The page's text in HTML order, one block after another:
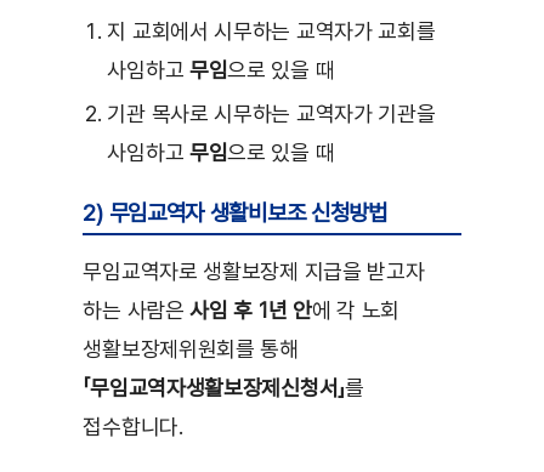
지 교회에서 시무하는 교역자가 교회를
사임하고 무임으로 있을 때
기관 목사로 시무하는 교역자가 기관을
사임하고 무임으로 있을 때
2) 무임교역자 생활비보조 신청방법
무임교역자로 생활보장제 지급을 받고자
하는 사람은사임 후 1년 안에 각 노회
생활보장제위원회를 통해
「무임교역자생활보장제신청서」를
접수합니다.